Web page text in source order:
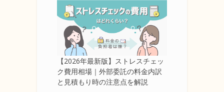
【2026年最新版】ストレスチェッ
ク費用相場｜外部委託の料金内訳
と見積もり時の注意点を解説